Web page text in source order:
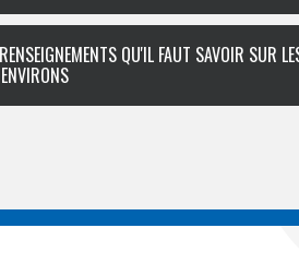
QU'IL FAUT SAVOIR SUR